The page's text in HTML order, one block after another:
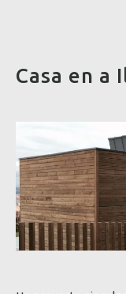
Casa en a